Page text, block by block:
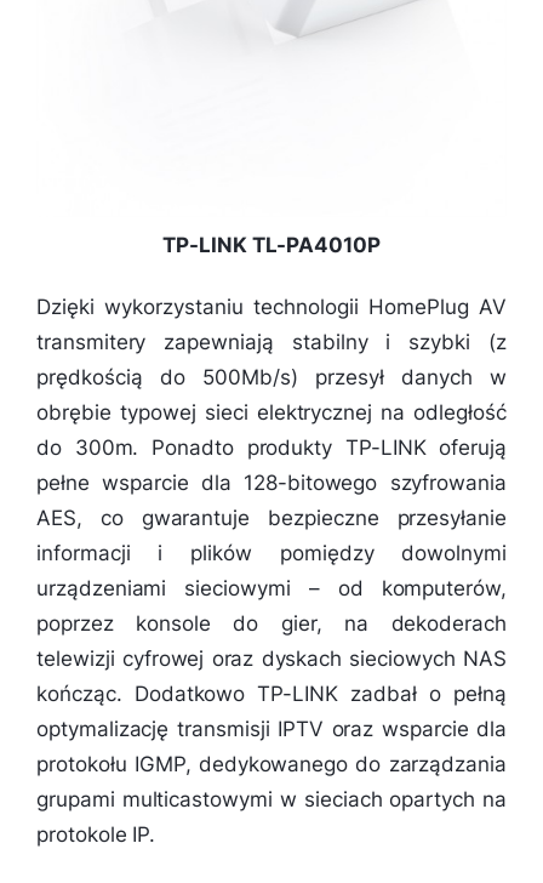
TP-LINK TL-PA4010P
Dzięki wykorzystaniu technologii HomePlug AV
transmitery zapewniają stabilny i szybki (z
prędkością do 500Mb/s) przesył danych w
obrębie typowej sieci elektrycznej na odległość
do 300m. Ponadto produkty TP-LINK oferują
pełne wsparcie dla 128-bitowego szyfrowania
AES, co gwarantuje bezpieczne przesyłanie
informacji i plików pomiędzy dowolnymi
urządzeniami sieciowymi – od komputerów,
poprzez konsole do gier, na dekoderach
telewizji cyfrowej oraz dyskach sieciowych NAS
kończąc. Dodatkowo TP-LINK zadbał o pełną
optymalizację transmisji IPTV oraz wsparcie dla
protokołu IGMP, dedykowanego do zarządzania
grupami multicastowymi w sieciach opartych na
protokole IP.